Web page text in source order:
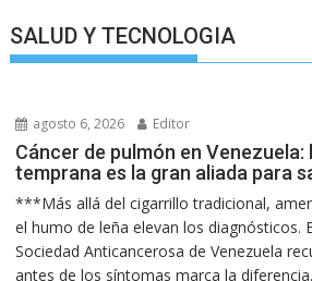
SALUD Y TECNOLOGIA
agosto 6, 2026 Editor
Cáncer de pulmón en
temprana es la gran aliada para
***Más allá del cigarrillo tradicional,
el humo de leña elevan los diagnósticos.
Sociedad Anticancerosa de Venezuela
antes de los síntomas marca la